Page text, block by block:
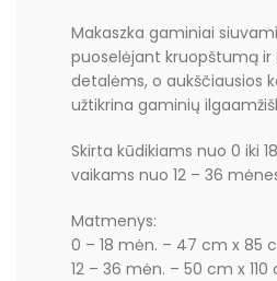
Makaszka gaminiai
puoselėjant kruopštumą
detalėms, o aukščiausios
užtikrina gaminių
Skirta kūdikiams nuo 0 iki
vaikams nuo 12 – 36
Matmenys:
0 – 18 mėn. – 47 cm x
12 – 36 mėn. – 50 cm x